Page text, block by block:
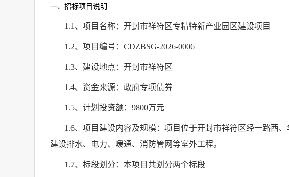
一、招标项目说明
1.1 、项目名称：开封市祥符区专精特新产业园区建设项目
1.2、项目编号： CDZBSG-2026-0006
1.3、建设地点：开封市祥符区
1.4、资金来源：政府专项债券
1.5、计划投资额： 9800万元
1.6、项目建设内容及规模：项目位于开封市祥符区经一路西
建设排水、电力、暖通、消防管网等室外工程。
1.7、标段划分：本项目共划分两个标段